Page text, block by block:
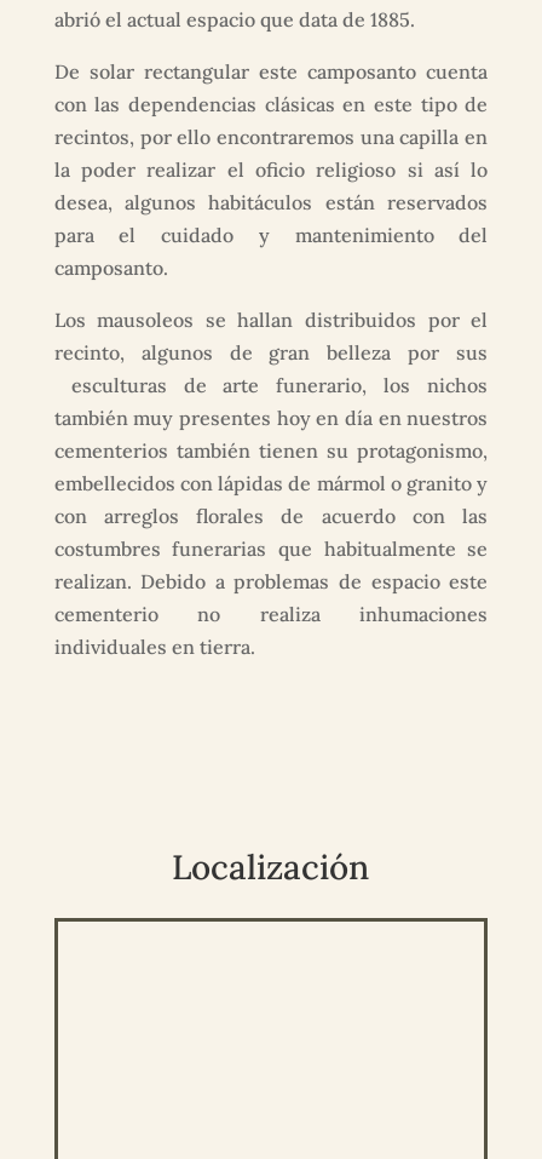
abrió el actual espacio que data de 1885.
De solar rectangular este camposanto cuenta
con las dependencias clásicas en este tipo de
recintos, por ello encontraremos una capilla en
la poder realizar el oficio religioso si así lo
desea, algunos habitáculos están reservados
para el cuidado y mantenimiento del
camposanto.
Los mausoleos se hallan distribuidos por el
recinto, algunos de gran belleza por sus
esculturas de arte funerario, los nichos
también muy presentes hoy en día en nuestros
cementerios también tienen su protagonismo,
embellecidos con lápidas de mármol o granito y
con arreglos florales de acuerdo con las
costumbres funerarias que habitualmente se
realizan. Debido a problemas de espacio este
cementerio no realiza inhumaciones
individuales en tierra.
Localización